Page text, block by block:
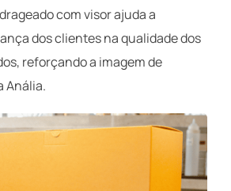
com visor ajuda a
dos clientes na qualidade dos
reforçando a imagem de
Anália.